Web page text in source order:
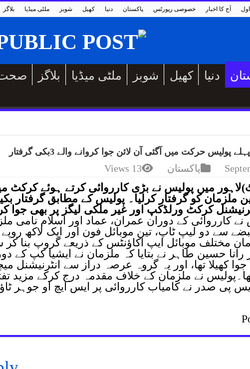
بلاگز ملٹی میڈیا شوبز کھیل دنیا پاکستان خصوصی رپورٹس آج کا اخبار
بلاگز ملٹی میڈیا شوبز کھیل دنیا
پولیس حرکت میں آگئی آن لائن جوا کروانے والے 3بکی گرفتار
پاکستان 13 Views
میں پولیس نے بڑی کارروائی کرتے ہوئے کرکٹ
ملزمان کو گرفتار کرلیا۔ پولیس کے مطابق گرفتار
کرکٹ ورلڈکپ اور غیر ملکی لیگز پر بھی جوا
نے کارروائی کے دوران عمران، عماد اور اسلام نامی
سے دو لیپ ٹاپ، تین موبائل فون اور ایک لاکھ
مختلف موبائل ایپ اکاؤنٹس کے ذریعے گروپ بنا کر
حسین طاہر نے بتایا کہ ملزمان نے ایشیا کپ کے
کھیلا تھا، اور یہ گروہ عرصہ دراز سے انٹرنیشنل
نے ملزمان کے خلاف مقدمہ درج کرکے مزید
پی صدر نے کامیاب کارروائی پر ایس ایچ او جوہر